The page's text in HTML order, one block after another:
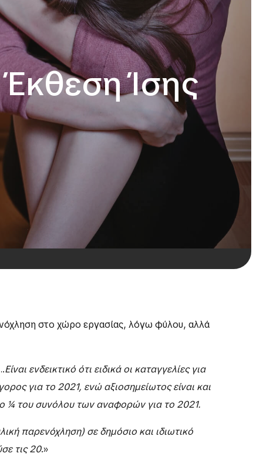
Ίσης
στο χώρο εργασίας, λόγω φύλου, αλλά
Είναι ενδεικτικό ότι ειδικά οι καταγγελίες για
για το 2021, ενώ αξιοσημείωτος είναι και
¼ του συνόλου των αναφορών για το 2021.
παρενόχληση) σε δημόσιο και ιδιωτικό
τις 20.»